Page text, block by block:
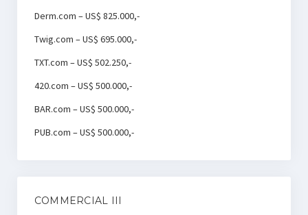
Derm.com – US$ 825.000,-
Twig.com – US$ 695.000,-
TXT.com – US$ 502.250,-
420.com – US$ 500.000,-
BAR.com – US$ 500.000,-
PUB.com – US$ 500.000,-
COMMERCIAL III